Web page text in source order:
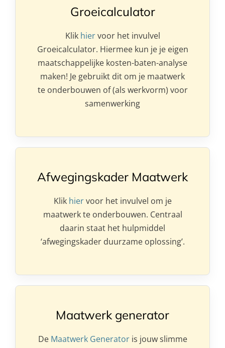
Groeicalculator
Klik hiervoor het invulvel
Groeicalculator. Hiermee kun je je eigen
maatschappelijke kosten-baten-analyse
maken! Je gebruikt dit om je maatwerk
te onderbouwen of (als werkvorm) voor
samenwerking
Afwegingskader Maatwerk
Klik hiervoor het invulvel om je
maatwerk te onderbouwen. Centraal
daarin staat het hulpmiddel
‘afwegingskader duurzame oplossing’.
Maatwerk generator
De Maatwerk Generatoris jouw slimme